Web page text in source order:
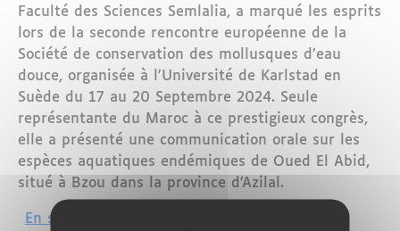
Faculté des Sciences Semlalia, a marqué les esprits
lors de la seconde rencontre européenne de la
Société de conservation des mollusques d’eau
douce, organisée à l'Université de Karlstad en
Suède du 17 au 20 Septembre 2024. Seule
représentante du Maroc à ce prestigieux congrès,
elle a présenté une communication orale sur les
espèces aquatiques endémiques de Oued El Abid,
situé à Bzou dans la province d’Azilal.
En savoir plus sur La biodiversité aquatique de